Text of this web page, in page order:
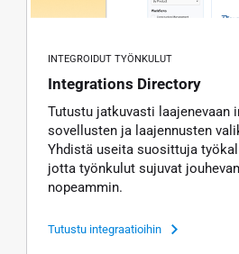
INTEGROIDUT TYÖNKULUT
Integrations Directory
Tutustu jatkuvasti laajenevaan
sovellusten ja laajennusten
Yhdistä useita suosittuja
jotta työnkulut sujuvat
nopeammin.
Tutustu integraatioihin